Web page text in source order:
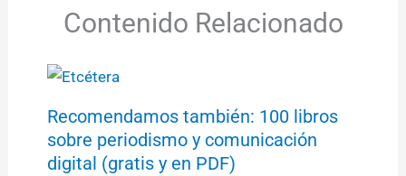
Contenido Relacionado
Recomendamos también: 100 libros
sobre periodismo y comunicación
digital (gratis y en PDF)